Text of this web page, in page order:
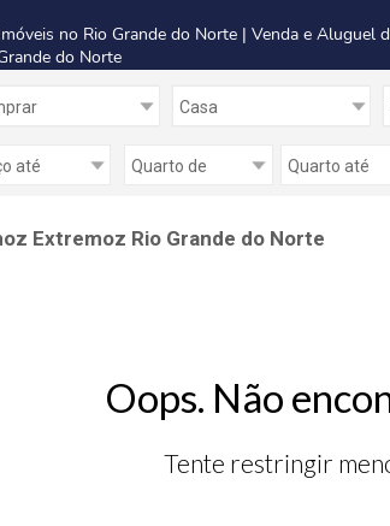
no Rio Grande do Norte | Venda e Aluguel
do Norte
Extremoz Rio Grande do Norte
Oops. Não
Tente restringir